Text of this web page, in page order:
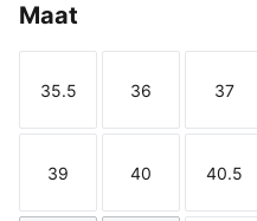
Maat
Maat
35.5
Maat
36
Maat
37
Maat
39
Maat
40
Maat
40.5